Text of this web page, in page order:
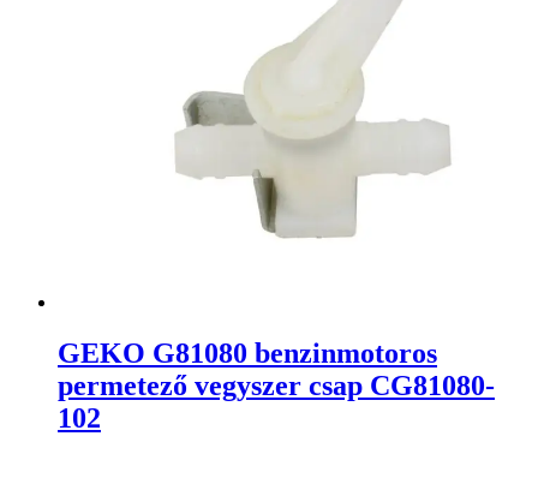
GEKO G81080 benzinmotoros
permetező vegyszer csap CG81080-
102